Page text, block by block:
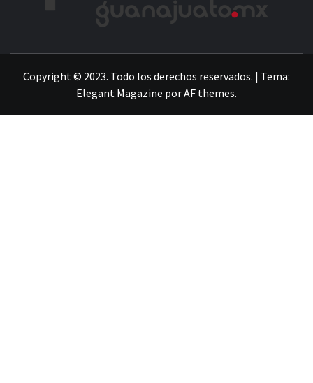
Copyright © 2023. Todo los derechos reservados. | Tema:
Elegant Magazine porAF themes.